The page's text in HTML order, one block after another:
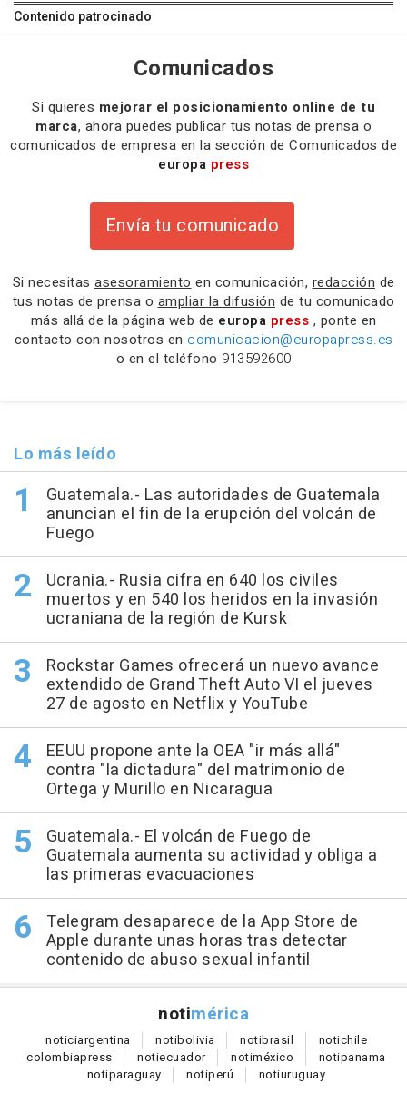
Contenido patrocinado
Comunicados
Si quieres mejorar el posicionamiento online de tu
marca, ahora puedes publicar tus notas de prensa o
comunicados de empresa en la sección de Comunicados de
europa press
Envía tu comunicado
Si necesitas asesoramiento en comunicación, redacción de
tus notas de prensa o ampliar la difusión de tu comunicado
más allá de la página web de europa press , ponte en
contacto con nosotros en comunicacion@europapress.es
o en el teléfono 913592600
Lo más leído
Guatemala.- Las autoridades de Guatemala
anuncian el fin de la erupción del volcán de
Fuego
Ucrania.- Rusia cifra en 640 los civiles
muertos y en 540 los heridos en la invasión
ucraniana de la región de Kursk
Rockstar Games ofrecerá un nuevo avance
extendido de Grand Theft Auto VI el jueves
27 de agosto en Netflix y YouTube
EEUU propone ante la OEA "ir más allá"
contra "la dictadura" del matrimonio de
Ortega y Murillo en Nicaragua
Guatemala.- El volcán de Fuego de
Guatemala aumenta su actividad y obliga a
las primeras evacuaciones
Telegram desaparece de la App Store de
Apple durante unas horas tras detectar
contenido de abuso sexual infantil
notimérica
noticiargentina notibolivia notibrasil notichile
colombiapress notiecuador notiméxico notipanama
notiparaguay notiperú notiuruguay